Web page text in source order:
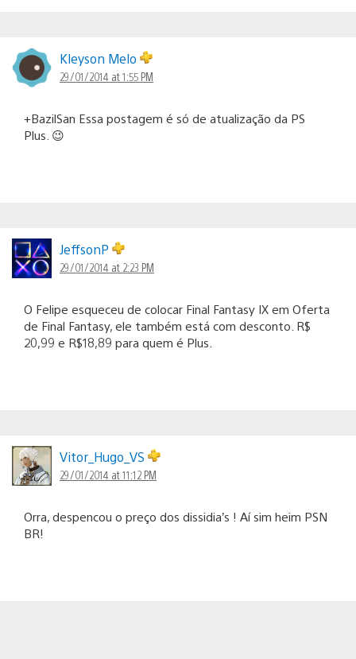
Kleyson Melo
29/01/2014 at 1:55 PM
+BazilSan Essa postagem é só de atualização da PS
Plus. 😉
JeffsonP
29/01/2014 at 2:23 PM
O Felipe esqueceu de colocar Final Fantasy IX em Oferta
de Final Fantasy, ele também está com desconto. R$
20,99 e R$18,89 para quem é Plus.
Vitor_Hugo_VS
29/01/2014 at 11:12 PM
Orra, despencou o preço dos dissidia’s ! Aí sim heim PSN
BR!